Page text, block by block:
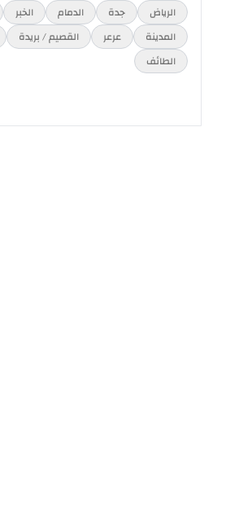
الرياض جدة الدمام الخبر
المدينة
عرعر القصيم / بريدة
الطائف